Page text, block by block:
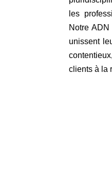
les
Notre
unissent
clients à la